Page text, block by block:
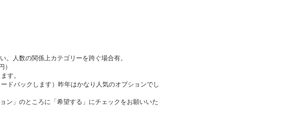
。人数の関係上カテゴリーを跨ぐ場合有。
）
す。
ドバックします）昨年はかなり人気のオプションでし
ン」のところに「希望する」にチェックをお願いいた